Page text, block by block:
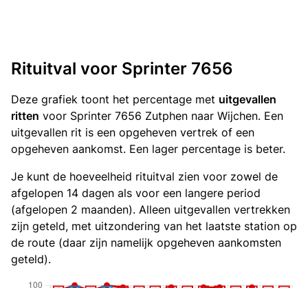
Rituitval voor Sprinter 7656
Deze grafiek toont het percentage met uitgevallen
ritten voor Sprinter 7656 Zutphen naar Wijchen. Een
uitgevallen rit is een opgeheven vertrek of een
opgeheven aankomst. Een lager percentage is beter.
Je kunt de hoeveelheid rituitval zien voor zowel de
afgelopen 14 dagen als voor een langere period
(afgelopen 2 maanden). Alleen uitgevallen vertrekken
zijn geteld, met uitzondering van het laatste station op
de route (daar zijn namelijk opgeheven aankomsten
geteld).